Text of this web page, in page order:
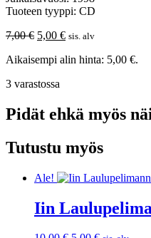
Tuoteen tyyppi: CD
7,00€ Alkuperäinen
oli:
5,00 €Nykyinen
on:
sis. alv
Aikaisempi alin hinta: 5,00 €.
3 varastossa
Pidät ehkä myös
Tutustu myös
Ale!
Iin